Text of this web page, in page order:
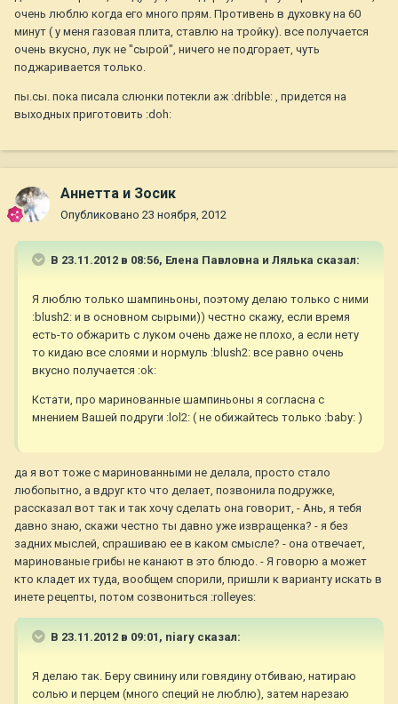
очень люблю когда его много прям. Противень в духовку на 60
минут ( у меня газовая плита, ставлю на тройку). все получается
очень вкусно, лук не "сырой", ничего не подгорает, чуть
поджаривается только.
пы.сы. пока писала слюнки потекли аж :dribble: , придется на
выходных приготовить :doh:
Аннетта и Зосик
Опубликовано 23 ноября, 2012
В 23.11.2012 в 08:56, Елена Павловна и Лялька сказал:
Я люблю только шампиньоны, поэтому делаю только с ними
:blush2: и в основном сырыми)) честно скажу, если время
есть-то обжарить с луком очень даже не плохо, а если нету
то кидаю все слоями и нормуль :blush2: все равно очень
вкусно получается :ok:
Кстати, про маринованные шампиньоны я согласна с
мнением Вашей подруги :lol2: ( не обижайтесь только :baby: )
да я вот тоже с маринованными не делала, просто стало
любопытно, а вдруг кто что делает, позвонила подружке,
рассказал вот так и так хочу сделать она говорит, - Ань, я тебя
давно знаю, скажи честно ты давно уже извращенка? - я без
задних мыслей, спрашиваю ее в каком смысле? - она отвечает,
маринованые грибы не канают в это блюдо. - Я говорю а может
кто кладет их туда, вообщем спорили, пришли к варианту искать в
инете рецепты, потом созвониться :rolleyes:
В 23.11.2012 в 09:01, niary сказал:
Я делаю так. Беру свинину или говядину отбиваю, натираю
солью и перцем (много специй не люблю), затем нарезаю